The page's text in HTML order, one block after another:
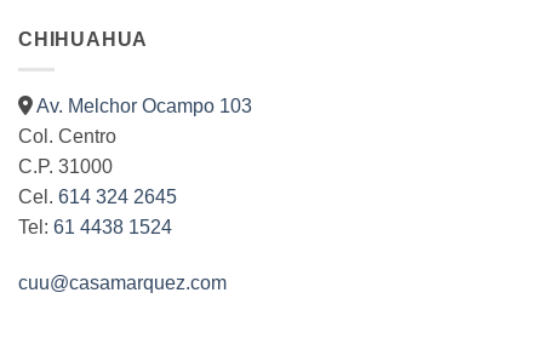
CHIHUAHUA
Av. Melchor Ocampo 103
Col. Centro
C.P. 31000
Cel. 614 324 2645
Tel: 61 4438 1524
cuu@casamarquez.com